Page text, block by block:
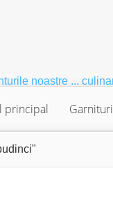
principal Garnituri